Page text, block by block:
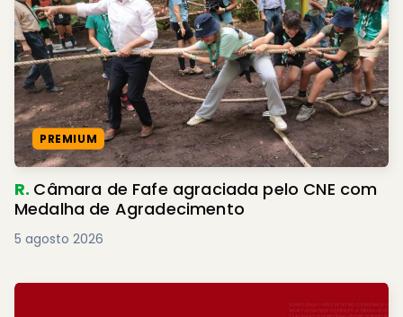
PREMIUM
R. Câmara de Fafe agraciada pelo CNE com
Medalha de Agradecimento
5 agosto 2026